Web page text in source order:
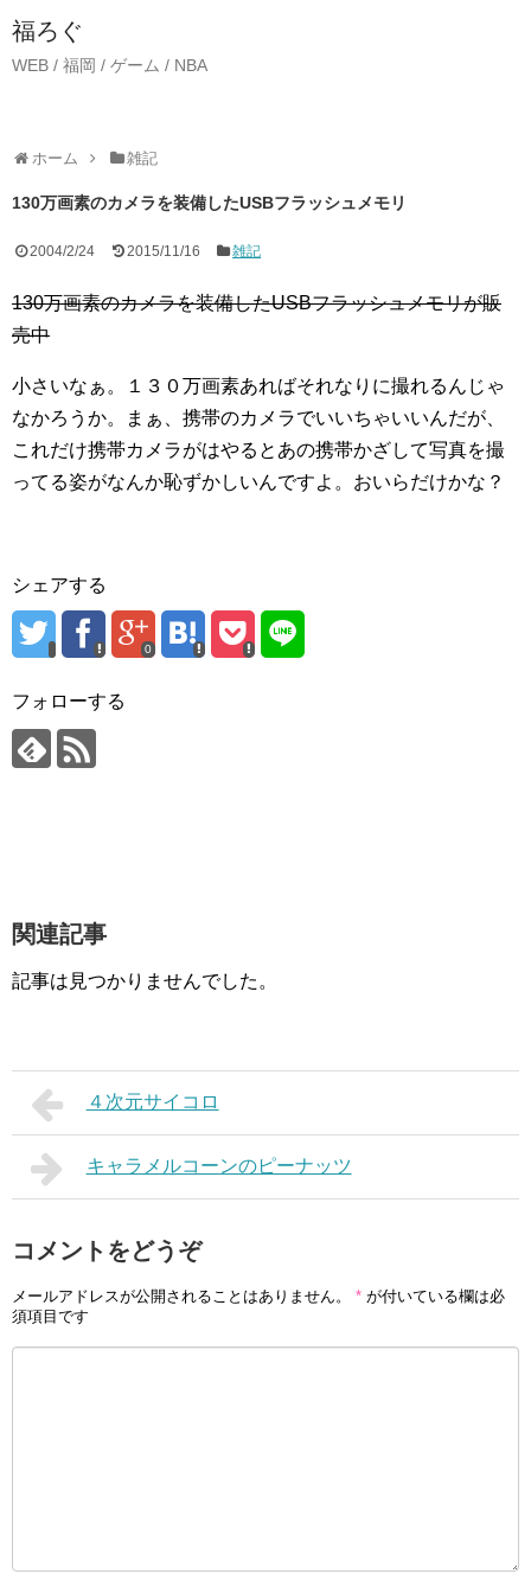
福ろぐ
WEB / 福岡 / ゲーム / NBA
ホーム 雑記
130万画素のカメラを装備したUSBフラッシュメモリ
2004/2/24 2015/11/16 雑記
130万画素のカメラを装備したUSBフラッシュメモリが販
売中
小さいなぁ。１３０万画素あればそれなりに撮れるんじゃ
なかろうか。まぁ、携帯のカメラでいいちゃいいんだが、
これだけ携帯カメラがはやるとあの携帯かざして写真を撮
ってる姿がなんか恥ずかしいんですよ。おいらだけかな？
シェアする
0
フォローする
関連記事
記事は見つかりませんでした。
４次元サイコロ
キャラメルコーンのピーナッツ
コメントをどうぞ
メールアドレスが公開されることはありません。 * が付いている欄は必
須項目です